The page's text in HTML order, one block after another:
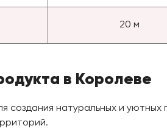
20 м
в Королеве
натуральных и уютных